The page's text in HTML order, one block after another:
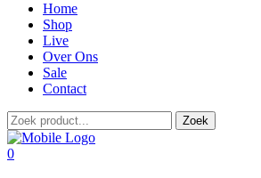
Home
Shop
Live
Over Ons
Sale
Contact
Zoek
0